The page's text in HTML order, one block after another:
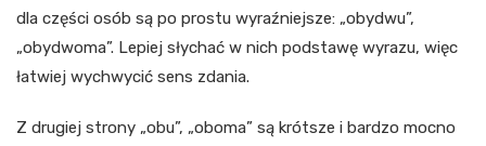
dla części osób są po prostu wyraźniejsze: „obydwu”,
„obydwoma”. Lepiej słychać w nich podstawę wyrazu, więc
łatwiej wychwycić sens zdania.
Z drugiej strony „obu”, „oboma” są krótsze i bardzo mocno